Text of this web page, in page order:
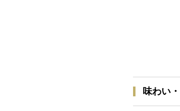
味わい